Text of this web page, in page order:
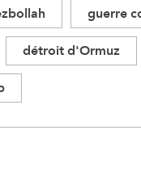
guerre
détroit d'Ormuz